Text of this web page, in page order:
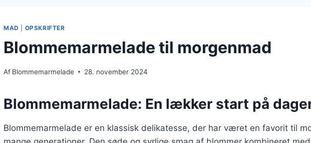
MAD OPSKRIFTER
Blommemarmelade til morgenmad
Af Blommemarmelade 28. november 2024
Blommemarmelade: En lækker start på
Blommemarmelade er en klassisk delikatesse, der har været en favorit til